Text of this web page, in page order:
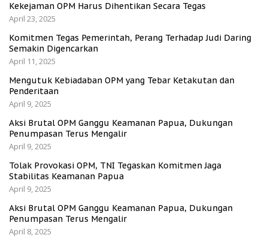
Kekejaman OPM Harus Dihentikan Secara Tegas
April 23, 2025
Komitmen Tegas Pemerintah, Perang Terhadap Judi Daring
Semakin Digencarkan
April 11, 2025
Mengutuk Kebiadaban OPM yang Tebar Ketakutan dan
Penderitaan
April 9, 2025
Aksi Brutal OPM Ganggu Keamanan Papua, Dukungan
Penumpasan Terus Mengalir
April 9, 2025
Tolak Provokasi OPM, TNI Tegaskan Komitmen Jaga
Stabilitas Keamanan Papua
April 9, 2025
Aksi Brutal OPM Ganggu Keamanan Papua, Dukungan
Penumpasan Terus Mengalir
April 8, 2025